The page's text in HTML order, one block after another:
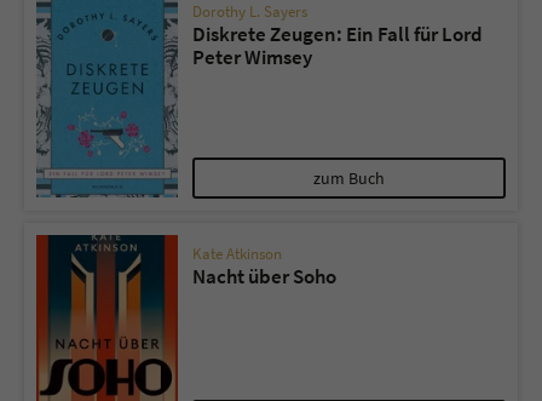
Dorothy L. Sayers
Diskrete Zeugen: Ein Fall für Lord
Peter Wimsey
zum Buch
Kate Atkinson
Nacht über Soho